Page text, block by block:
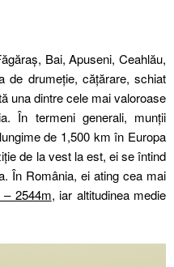
Bai, Apuseni, Ceahlău,
drumeție, cățărare, schiat
una dintre cele mai valoroase
În termeni generali, munții
de 1,500 km în Europa
de la vest la est, ei se întind
În România, ei ating cea mai
– 2544m, iar altitudinea medie